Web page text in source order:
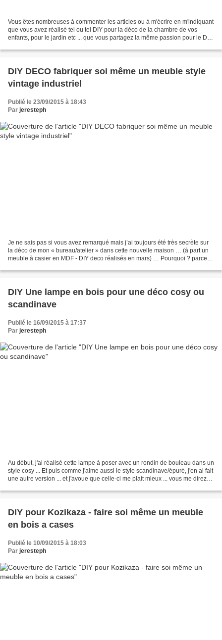
Vous êtes nombreuses à commenter les articles ou à m'écrire en m'indiquant
que vous avez réalisé tel ou tel DIY pour la déco de la chambre de vos
enfants, pour le jardin etc ... que vous partagez la même passion pour le DIY
DIY DECO fabriquer soi même un meuble style
vintage industriel
Publié le 23/09/2015 à 18:43
Par jeresteph
Je ne sais pas si vous avez remarqué mais j’ai toujours été très secrète sur
la déco de mon « bureau/atelier » dans cette nouvelle maison … (à part un
meuble à casier en MDF - DIY deco réalisés en mars) … Pourquoi ? parce
DIY Une lampe en bois pour une déco cosy ou
scandinave
Publié le 16/09/2015 à 17:37
Par jeresteph
Au début, j'ai réalisé cette lampe à poser avec un rondin de bouleau dans un
style cosy ... Et puis comme j'aime aussi le style scandinave/épuré, j'en ai fait
une autre version ... et j'avoue que celle-ci me plait mieux ... vous me direz
DIY pour Kozikaza - faire soi même un meuble
en bois a cases
Publié le 10/09/2015 à 18:03
Par jeresteph